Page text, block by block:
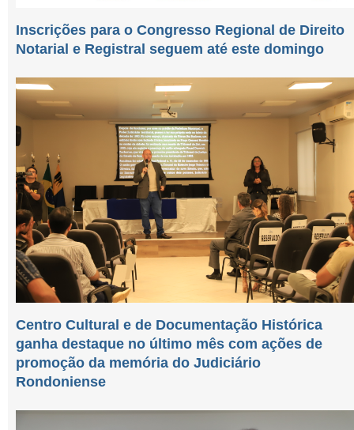
Inscrições para o Congresso Regional de Direito
Notarial e Registral seguem até este domingo
Centro Cultural e de Documentação Histórica
ganha destaque no último mês com ações de
promoção da memória do Judiciário
Rondoniense